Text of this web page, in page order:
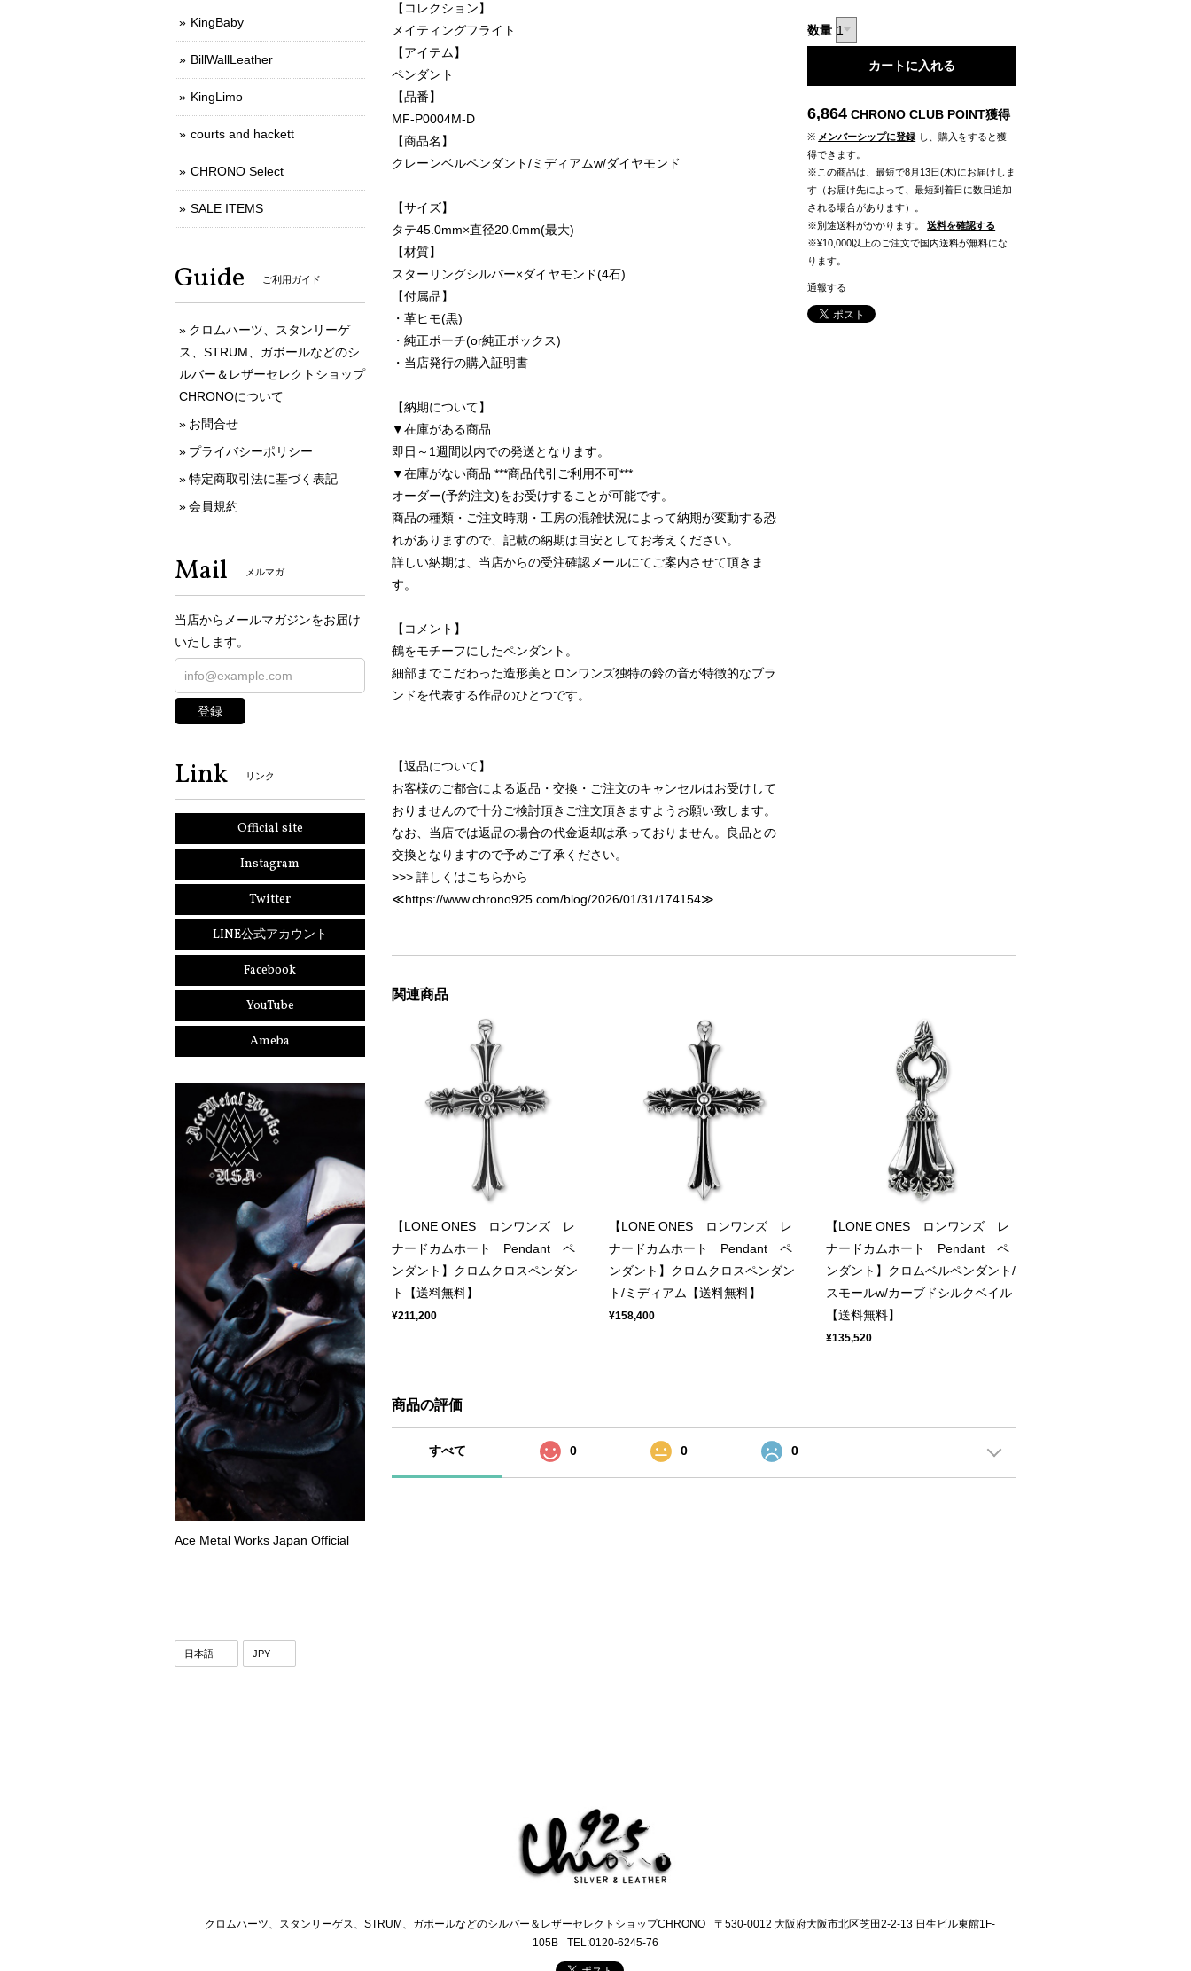
【コレクション】
メイティングフライト
【アイテム】
ペンダント
【品番】
MF-P0004M-D
【商品名】
クレーンベルペンダント/ミディアムw/ダイヤモンド
【サイズ】
タテ45.0mm×直径20.0mm(最大)
【材質】
スターリングシルバー×ダイヤモンド(4石)
【付属品】
・革ヒモ(黒)
・純正ポーチ(or純正ボックス)
・当店発行の購入証明書
【納期について】
▼在庫がある商品
即日～1週間以内での発送となります。
▼在庫がない商品 ***商品代引ご利用不可***
オーダー(予約注文)をお受けすることが可能です。
商品の種類・ご注文時期・工房の混雑状況によって納期が変動する恐
れがありますので、記載の納期は目安としてお考えください。
詳しい納期は、当店からの受注確認メールにてご案内させて頂きま
す。
【コメント】
鶴をモチーフにしたペンダント。
細部までこだわった造形美とロンワンズ独特の鈴の音が特徴的なブラ
ンドを代表する作品のひとつです。
【返品について】
お客様のご都合による返品・交換・ご注文のキャンセルはお受けして
おりませんので十分ご検討頂きご注文頂きますようお願い致します。
なお、当店では返品の場合の代金返却は承っておりません。良品との
交換となりますので予めご了承ください。
>>> 詳しくはこちらから
≪https://www.chrono925.com/blog/2026/01/31/174154≫
数量
カートに入れる
6,864 CHRONO CLUB POINT獲得
※ メンバーシップに登録 し、購入をすると獲
得できます。
※この商品は、最短で8月13日(木)にお届けしま
す（お届け先によって、最短到着日に数日追加
される場合があります）。
※別途送料がかかります。
送料を確認する
※¥10,000以上のご注文で国内送料が無料にな
ります。
通報する
関連商品
【LONE ONES ロンワンズ レ
ナードカムホート Pendant ペ
ンダント】クロムクロスペンダン
ト【送料無料】
¥211,200
【LONE ONES ロンワンズ レ
ナードカムホート Pendant ペ
ンダント】クロムクロスペンダン
ト/ミディアム【送料無料】
¥158,400
【LONE ONES ロンワンズ レ
ナードカムホート Pendant ペ
ンダント】クロムベルペンダント/
スモールw/カーブドシルクベイル
【送料無料】
¥135,520
商品の評価
すべて 0 0 0
KingBaby
BillWallLeather
KingLimo
courts and hackett
CHRONO Select
SALE ITEMS
Guide ご利用ガイド
クロムハーツ、スタンリーゲ
ス、STRUM、ガボールなどのシ
ルバー＆レザーセレクトショップ
CHRONOについて
お問合せ
プライバシーポリシー
特定商取引法に基づく表記
会員規約
Mail メルマガ
当店からメールマガジンをお届け
いたします。
登録
Link リンク
Official site
Instagram
Twitter
LINE公式アカウント
Facebook
YouTube
Ameba
Ace Metal Works Japan Official
クロムハーツ、スタンリーゲス、STRUM、ガボールなどのシルバー＆レザーセレクトショップCHRONO
〒530-0012 大阪府大阪市北区芝田2-2-13 日生ビル東館1F-
105B
TEL:0120-6245-76